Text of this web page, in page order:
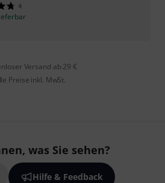
4
Versand ab 29 €
Preise inkl. MwSt.
was Sie sehen?
Hilfe & Feedback